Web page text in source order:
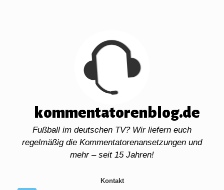
kommentatorenblog.de
Fußball im deutschen TV? Wir liefern euch
regelmäßig die Kommentatorenansetzungen und
mehr – seit 15 Jahren!
Kontakt